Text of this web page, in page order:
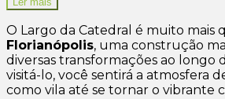
O Largo da Catedral é muito mais
Florianópolis, uma construção
diversas transformações ao
visitá-lo, você sentirá a atmosfera
como vila até se tornar o vibrante